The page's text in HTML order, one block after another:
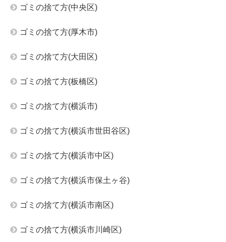
ゴミの捨て方(中央区)
ゴミの捨て方(厚木市)
ゴミの捨て方(大田区)
ゴミの捨て方(板橋区)
ゴミの捨て方(横浜市)
ゴミの捨て方(横浜市世田谷区)
ゴミの捨て方(横浜市中区)
ゴミの捨て方(横浜市保土ヶ谷)
ゴミの捨て方(横浜市南区)
ゴミの捨て方(横浜市川崎区)